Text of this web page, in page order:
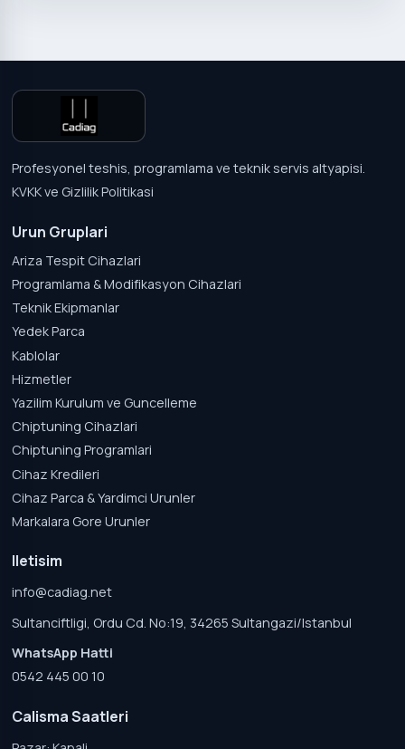
Profesyonel teshis, programlama ve teknik servis altyapisi.
KVKK ve Gizlilik Politikasi
Urun Gruplari
Ariza Tespit Cihazlari
Programlama & Modifikasyon Cihazlari
Teknik Ekipmanlar
Yedek Parca
Kablolar
Hizmetler
Yazilim Kurulum ve Guncelleme
Chiptuning Cihazlari
Chiptuning Programlari
Cihaz Kredileri
Cihaz Parca & Yardimci Urunler
Markalara Gore Urunler
Iletisim
info@cadiag.net
Sultanciftligi, Ordu Cd. No:19, 34265 Sultangazi/Istanbul
WhatsApp Hatti
0542 445 00 10
Calisma Saatleri